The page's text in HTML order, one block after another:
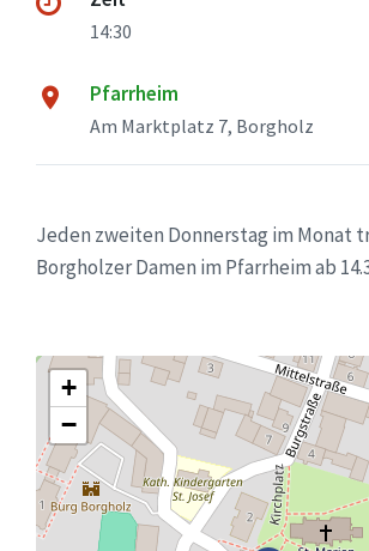
14:30
Pfarrheim
Am Marktplatz 7, Borgholz
Jeden zweiten Donnerstag im Monat
Borgholzer Damen im Pfarrheim ab
+
−